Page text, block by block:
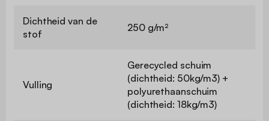
Dichtheid van de
stof
250 g/m²
Vulling
Gerecycled schuim
(dichtheid: 50kg/m3) +
polyurethaanschuim
(dichtheid: 18kg/m3)